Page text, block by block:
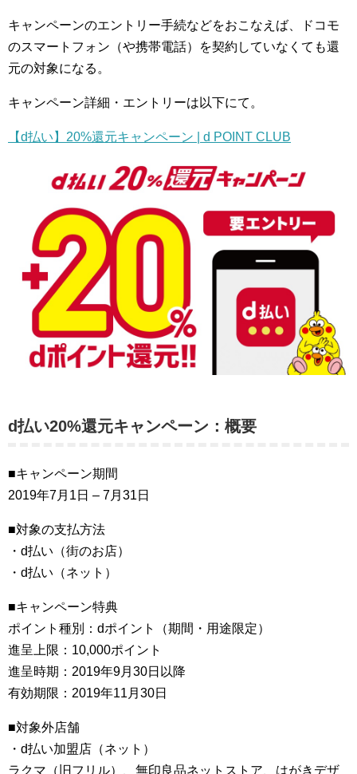
キャンペーンのエントリー手続などをおこなえば、ドコモ
のスマートフォン（や携帯電話）を契約していなくても還
元の対象になる。
キャンペーン詳細・エントリーは以下にて。
【d払い】20%還元キャンペーン | d POINT CLUB
d払い20%還元キャンペーン：概要
■キャンペーン期間
2019年7月1日 – 7月31日
■対象の支払方法
・d払い（街のお店）
・d払い（ネット）
■キャンペーン特典
ポイント種別：dポイント（期間・用途限定）
進呈上限：10,000ポイント
進呈時期：2019年9月30日以降
有効期限：2019年11月30日
■対象外店舗
・d払い加盟店（ネット）
ラクマ（旧フリル）、無印良品ネットストア、はがきデザ